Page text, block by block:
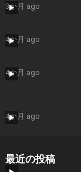
3か月 ago
4か月 ago
4か月 ago
4か月 ago
最近の投稿